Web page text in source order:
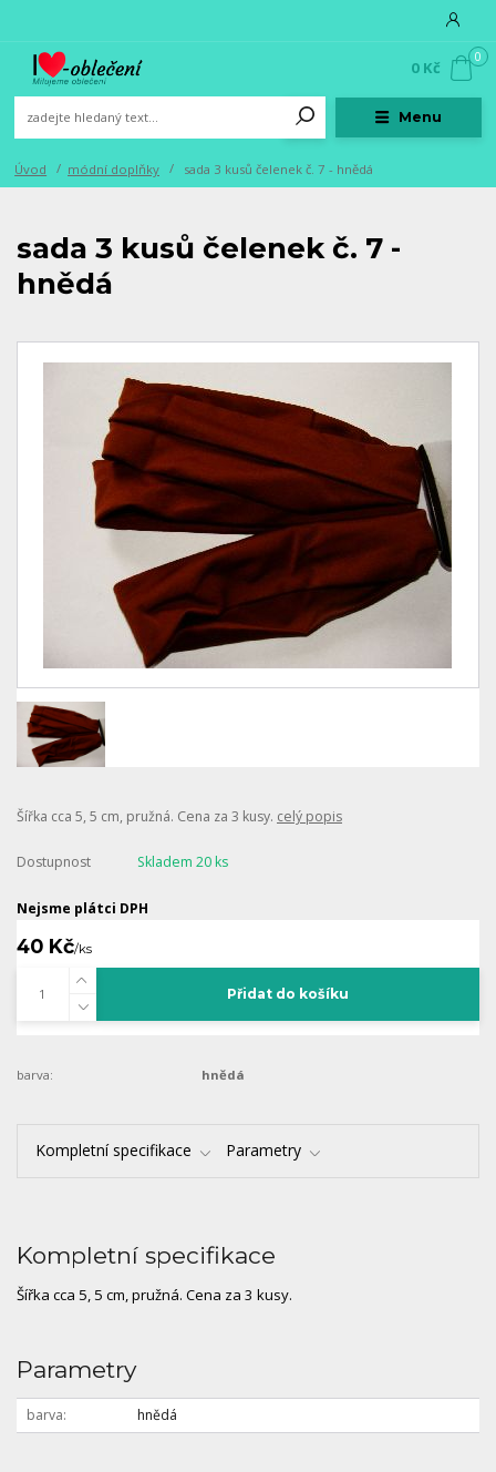
Menu
0
0 Kč
Úvod módní doplňky sada 3 kusů čelenek č. 7 - hnědá
sada 3 kusů čelenek č. 7 -
hnědá
Šířka cca 5, 5 cm, pružná. Cena za 3 kusy. celý popis
Dostupnost Skladem 20 ks
Nejsme plátci DPH
40 Kč/ks
Přidat do košíku
barva: hnědá
Kompletní specifikace Parametry
Kompletní specifikace
Šířka cca 5, 5 cm, pružná. Cena za 3 kusy.
Parametry
barva hnědá